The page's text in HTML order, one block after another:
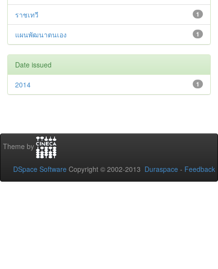
1
ราชเทวี
1
แผนพัฒนาตนเอง
Date issued
1
2014
Theme by
DSpace Software Copyright © 2002-2013 Duraspace - Feedback